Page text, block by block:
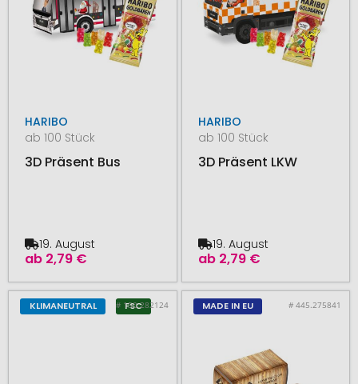
HARIBO
ab 100 Stück
3D Präsent Bus
ab 2,79 €
19. August
HARIBO
ab 100 Stück
3D Präsent LKW
ab 2,79 €
19. August
KLIMANEUTRAL FSC
# 150.282124 MADE IN EU # 445.275841